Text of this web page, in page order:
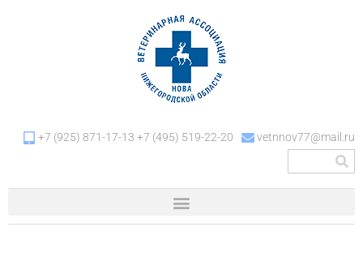
+7 (925) 871-17-13 +7 (495) 519-22-20 vetnnov77@mail.ru